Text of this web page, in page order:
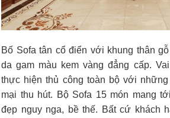
Bố Sofa tân cổ điển với khung thân
da gam màu kem vàng đẳng cấp.
thực hiện thủ công toàn bộ với
mại thu hút. Bộ Sofa 15 món mang
đẹp nguy nga, bề thế. Bất cứ khách